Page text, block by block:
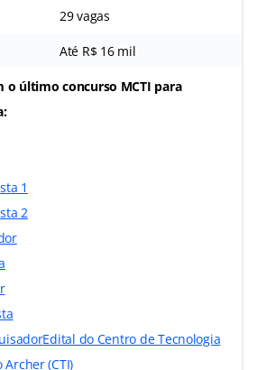
29 vagas
Até R$ 16 mil
o último concurso MCTI para
1
2
Edital do Centro de Tecnologia
(CTI)